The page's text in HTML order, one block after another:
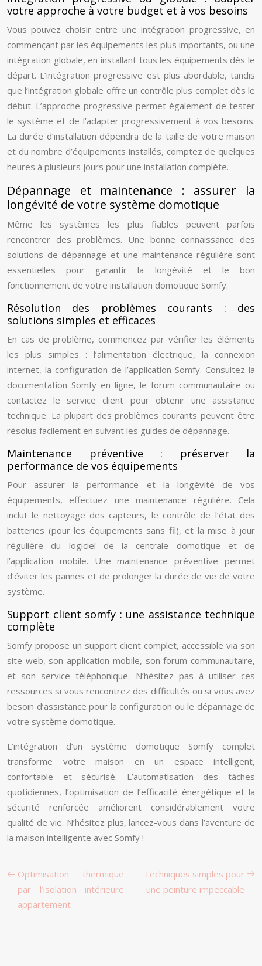
votre approche à votre budget et à vos besoins
Vous pouvez choisir entre une intégration progressive, en
commençant par les équipements les plus importants, ou une
intégration globale, en installant tous les équipements dès le
départ. L’intégration progressive est plus abordable, tandis
que l’intégration globale offre un contrôle plus complet dès le
début. L’approche progressive permet également de tester
le système et de l’adapter progressivement à vos besoins.
La durée d’installation dépendra de la taille de votre maison
et du nombre d’équipements installés, comptez de quelques
heures à plusieurs jours pour une installation complète.
Dépannage et maintenance : assurer la
longévité de votre système domotique
Même les systèmes les plus fiables peuvent parfois
rencontrer des problèmes. Une bonne connaissance des
solutions de dépannage et une maintenance régulière sont
essentielles pour garantir la longévité et le bon
fonctionnement de votre installation domotique Somfy.
Résolution des problèmes courants : des
solutions simples et efficaces
En cas de problème, commencez par vérifier les éléments
les plus simples : l’alimentation électrique, la connexion
internet, la configuration de l’application Somfy. Consultez la
documentation Somfy en ligne, le forum communautaire ou
contactez le service client pour obtenir une assistance
technique. La plupart des problèmes courants peuvent être
résolus facilement en suivant les guides de dépannage.
Maintenance préventive : préserver la
performance de vos équipements
Pour assurer la performance et la longévité de vos
équipements, effectuez une maintenance régulière. Cela
inclut le nettoyage des capteurs, le contrôle de l’état des
batteries (pour les équipements sans fil), et la mise à jour
régulière du logiciel de la centrale domotique et de
l’application mobile. Une maintenance préventive permet
d’éviter les pannes et de prolonger la durée de vie de votre
système.
Support client somfy : une assistance technique
complète
Somfy propose un support client complet, accessible via son
site web, son application mobile, son forum communautaire,
et son service téléphonique. N’hésitez pas à utiliser ces
ressources si vous rencontrez des difficultés ou si vous avez
besoin d’assistance pour la configuration ou le dépannage de
votre système domotique.
L’intégration d’un système domotique Somfy complet
transforme votre maison en un espace intelligent,
confortable et sécurisé. L’automatisation des tâches
quotidiennes, l’optimisation de l’efficacité énergétique et la
sécurité renforcée améliorent considérablement votre
qualité de vie. N’hésitez plus, lancez-vous dans l’aventure de
la maison intelligente avec Somfy !
Optimisation thermique
par l’isolation intérieure
appartement
Techniques simples pour
une peinture impeccable